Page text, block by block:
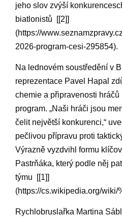
jeho‍ slov zvýší
biatlonistů ‌ [[2]]
(https://
2026-program-cesi-295854).
Na​ lednovém soustředění​ v
reprezentace Pavel Hapal​
chemie⁢ a připravenosti‌
program. „Naši hráči​ jsou
čelit největší ‌konkurenci,“‍
pečlivou přípravu​ proti
Výrazně vyzdvihl formu
Pastrňáka,‍ který podle něj
týmu ‌ [[1]]
(https://cs.wikipedia.org/
Rychlobruslařka⁤ Martina⁢